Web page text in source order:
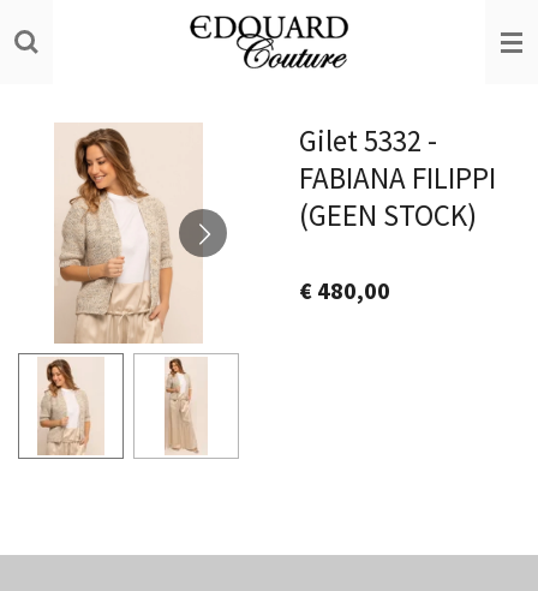
direct
hoofdinhoud
Gilet 5332 -
FABIANA FILIPPI
(GEEN STOCK)
€ 480,00